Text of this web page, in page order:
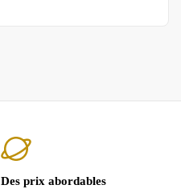
Des prix abordables